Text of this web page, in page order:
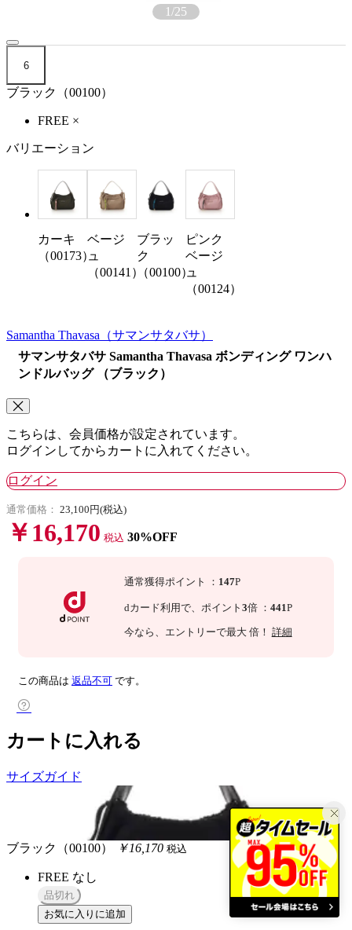
1/25
6
ブラック（00100）
FREE ×
バリエーション
カーキ
（00173）
ベージ
ュ
（00141）
ブラッ
ク
（00100）
ピンク
ベージ
ュ
（00124）
Samantha Thavasa （サマンサタバサ）
サマンサタバサ Samantha Thavasa ボンディング ワンハ
ンドルバッグ （ブラック）
こちらは、会員価格が設定されています。
ログインしてからカートに入れてください。
ログイン
通常価格： 23,100円(税込)
￥16,170 税込 30%OFF
通常獲得ポイント ： 147P
dカード利用で、 ポイント 3倍 ： 441P
今なら 、エントリーで最大 倍！ 詳細
この商品は 返品不可 です。
カートに入れる
サイズガイド
ブラック（00100） ￥16,170 税込
FREE なし
品切れ
お気に入りに追加